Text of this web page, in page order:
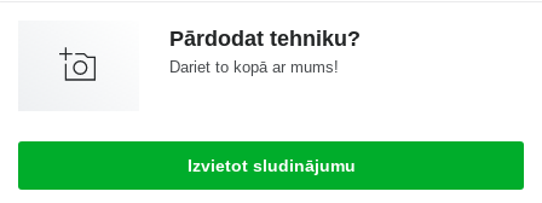
Pārdodat tehniku?
Dariet to kopā ar mums!
Izvietot sludinājumu